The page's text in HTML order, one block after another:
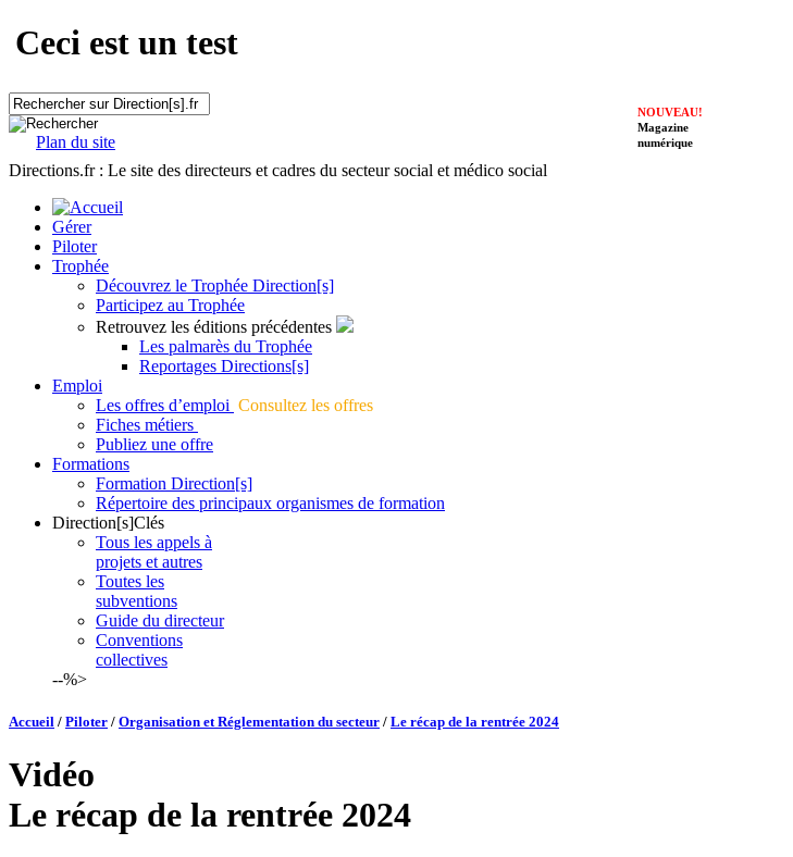
Ceci est un test
Plan du site
NOUVEAU!
Magazine
numérique
Directions.fr : Le site des directeurs et cadres du secteur social et médico social
Gérer
Piloter
Trophée
Découvrez le Trophée Direction[s]
Participez au Trophée
Retrouvez les éditions précédentes
Les palmarès du Trophée
Reportages Directions[s]
Emploi
Les offres d’emploi Consultez les offres
Fiches métiers
Publiez une offre
Formations
Formation Direction[s]
Répertoire des principaux organismes de formation
Direction[s]Clés
Tous les appels à
projets et autres
Toutes les
subventions
Guide du directeur
Conventions
collectives
--%>
Accueil / Piloter / Organisation et Réglementation du secteur / Le récap de la rentrée 2024
Vidéo
Le récap de la rentrée 2024